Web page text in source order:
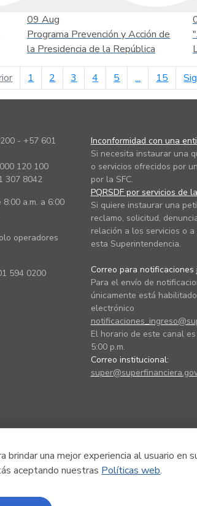
una mejor experiencia al usuario en
aceptando nuestras Políticas web.
09 Aug
Programa Prevención y Acción de
la Presidencia de la República
página anterior
1 2 3 4 5 ... 15
- +57 601
120 100
307 8042
a.m. a 6:00
operadores
594 0200
Inconformidad con una
Si necesita instaurar una
o servicios ofrecidos por
por la SFC.
PQRSDF por servicios de
Si quiere instaurar una
reclamo, solicitud,
relación a los servicios o
esta Superintendencia.
Correo para notificaciones
Para el envío de
únicamente está
electrónico
El horario de este canal
5:00 p.m.
Correo institucional: